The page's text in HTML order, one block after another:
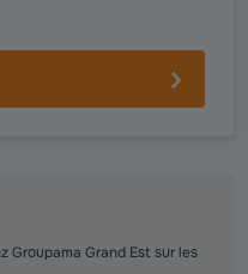
Groupama Grand Est sur les